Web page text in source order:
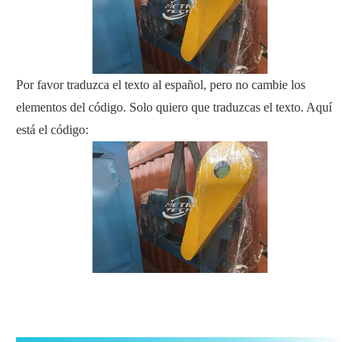
Por favor traduzca el texto al español, pero no cambie los
elementos del código. Solo quiero que traduzcas el texto. Aquí
está el código: